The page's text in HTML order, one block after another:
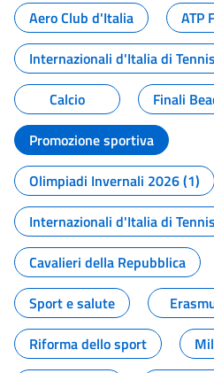
Aero Club d'Italia
ATP
Internazionali d'Italia di
Calcio
Finali
Promozione sportiva
Olimpiadi Invernali 2026 (1)
Internazionali d'Italia di Tennis
Cavalieri della Repubblica
Sport e salute
Riforma dello sport